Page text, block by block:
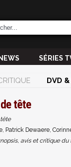
SÉRIES
DVD
tête
Patrick Dewaere,
avis et critique du